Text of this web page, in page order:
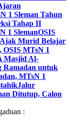
1 Sleman Tahun
Tahap II
1 SlemanOSIS
Ajak Murid Belajar
OSIS MTsN 1
Masjid Al-
Ramadan untuk
MTsN 1
Jalur
Ditutup, Calon
: